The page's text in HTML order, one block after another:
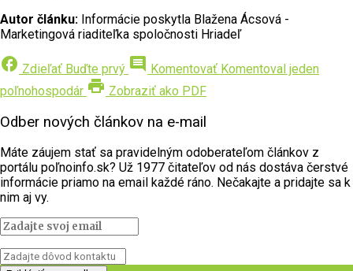
Autor článku: Informácie poskytla Blažena Ácsová -
Marketingová riaditeľka spoločnosti Hriadeľ
facebook Zdieľať Buďte prvý comment Komentovať Komentoval jeden
poľnohospodár print Zobraziť ako PDF
Odber nových článkov na e-mail
Máte záujem stať sa pravidelným odoberateľom článkov z
portálu poľnoinfo.sk? Už 1977 čitateľov od nás dostáva čerstvé
informácie priamo na email každé ráno. Nečakajte a pridajte sa k
nim aj vy.